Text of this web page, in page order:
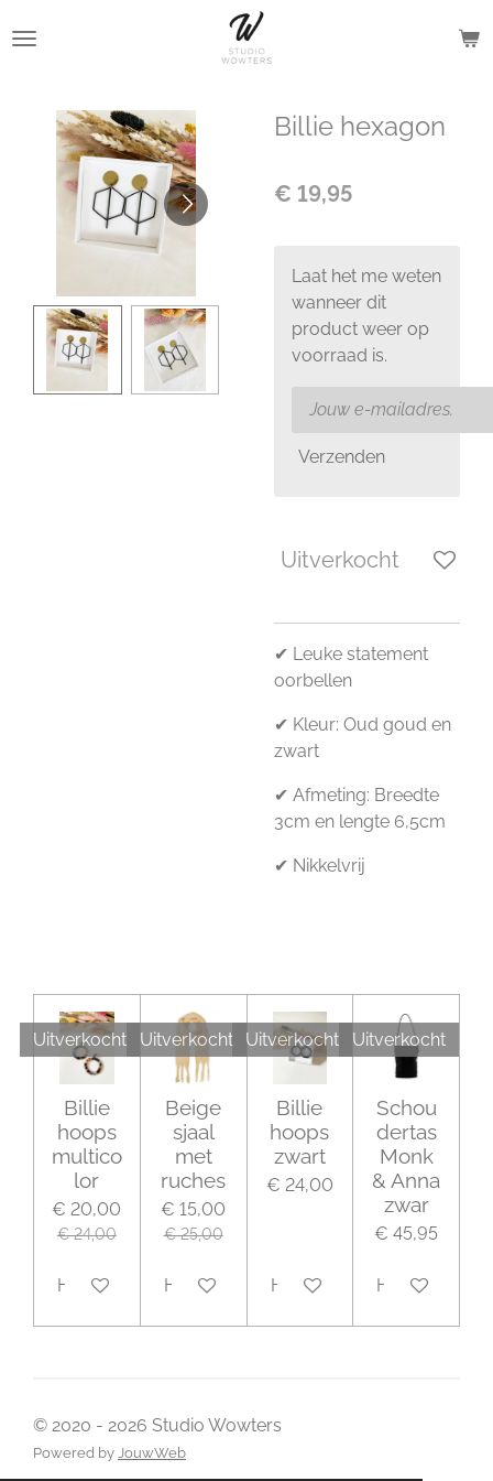
direct
hoofdinhoud
Billie hexagon
€ 19,95
Laat het me weten
wanneer dit
product weer op
voorraad is.
Verzenden
Uitverkocht
✔ Leuke statement
oorbellen
✔ Kleur: Oud goud en
zwart
✔ Afmeting: Breedte
3cm en lengte 6,5cm
✔ Nikkelvrij
Uitverkocht
Billie
hoops
multico
lor
€ 20,00
€ 24,00
Houd mij op de hoogte
Uitverkocht
Beige
sjaal
met
ruches
€ 15,00
€ 25,00
Houd mij op de hoogte
Uitverkocht
Billie
hoops
zwart
€ 24,00
Houd mij op de hoogte
Uitverkocht
Schou
dertas
Monk
& Anna
zwar
€ 45,95
Houd mij op
© 2020 - 2026 Studio Wowters
Powered by JouwWeb